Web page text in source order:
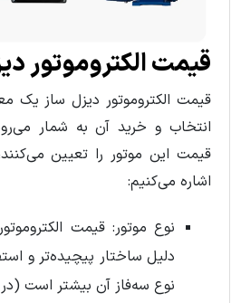
قیمت الکتروموتور
قیمت الکتروموتور دیزل ساز یک
انتخاب و خرید آن به شمار
قیمت این موتور را تعیین
اشاره می‌کنیم:
نوع موتور: قیمت
دلیل ساختار پیچیده‌تر و
نوع سه‌فاز آن بیشتر است